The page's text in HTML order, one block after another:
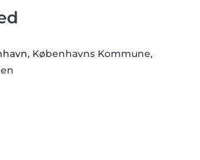
, Københavns Kommune,